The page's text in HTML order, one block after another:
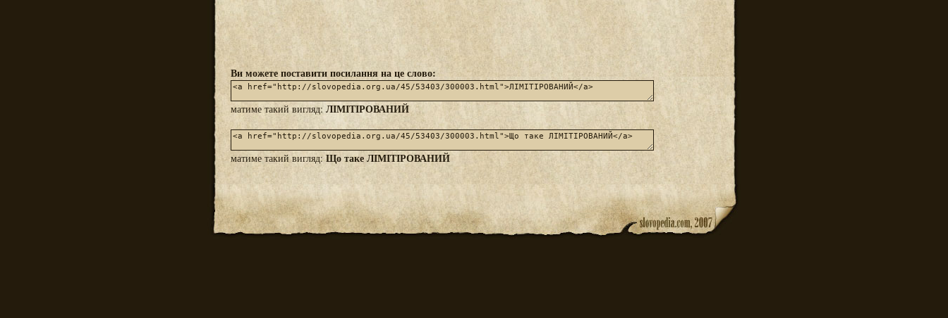
Ви можете поставити посилання на це слово:
матиме такий вигляд: ЛІМІТІРОВАНИЙ
матиме такий вигляд:Що таке ЛІМІТІРОВАНИЙ